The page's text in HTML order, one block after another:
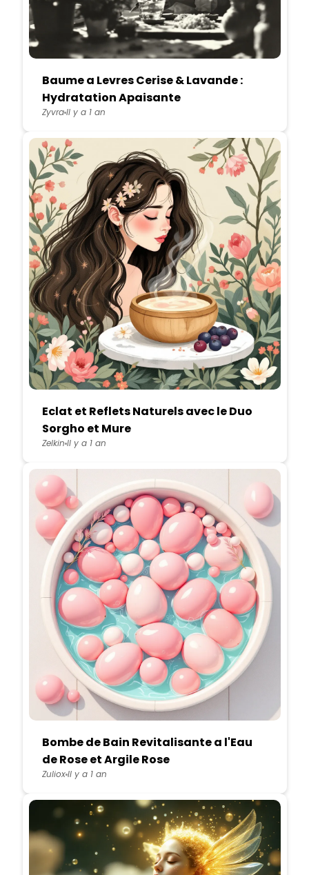
Baume a Levres Cerise & Lavande :
Hydratation Apaisante
ZyvraIl y a 1 an
Eclat et Reflets Naturels avec le Duo
Sorgho et Mure
Zelkin Il y a 1 an
Bombe de Bain Revitalisante a l'Eau
de Rose et Argile Rose
ZulioxIl y a 1 an